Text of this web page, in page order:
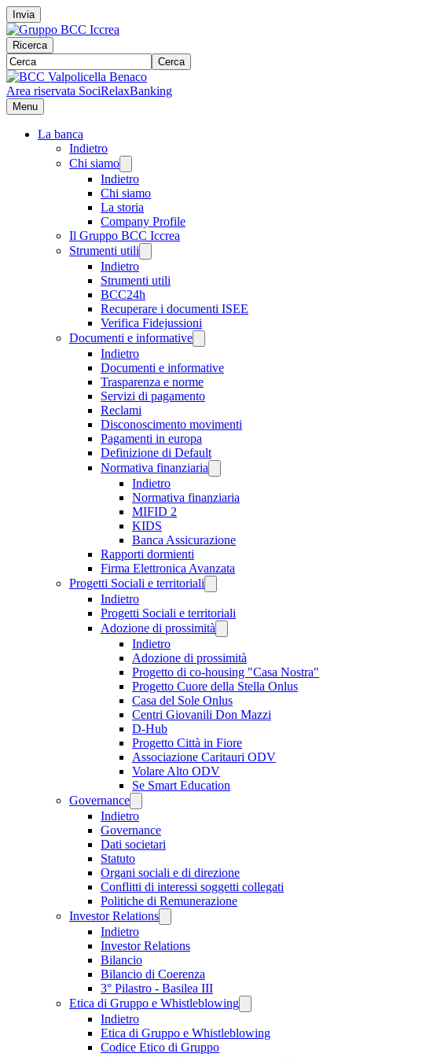
Invia
Ricerca
Cerca
Area riservata SociRelaxBanking
Menu
La banca
Indietro
Chi siamo
Indietro
Chi siamo
La storia
Company Profile
Il Gruppo BCC Iccrea
Strumenti utili
Indietro
Strumenti utili
BCC24h
Recuperare i documenti ISEE
Verifica Fidejussioni
Documenti e informative
Indietro
Documenti e informative
Trasparenza e norme
Servizi di pagamento
Reclami
Disconoscimento movimenti
Pagamenti in europa
Definizione di Default
Normativa finanziaria
Indietro
Normativa finanziaria
MIFID 2
KIDS
Banca Assicurazione
Rapporti dormienti
Firma Elettronica Avanzata
Progetti Sociali e territoriali
Indietro
Progetti Sociali e territoriali
Adozione di prossimità
Indietro
Adozione di prossimità
Progetto di co-housing "Casa Nostra"
Progetto Cuore della Stella Onlus
Casa del Sole Onlus
Centri Giovanili Don Mazzi
D-Hub
Progetto Città in Fiore
Associazione Caritauri ODV
Volare Alto ODV
Se Smart Education
Governance
Indietro
Governance
Dati societari
Statuto
Organi sociali e di direzione
Conflitti di interessi soggetti collegati
Politiche di Remunerazione
Investor Relations
Indietro
Investor Relations
Bilancio
Bilancio di Coerenza
3° Pilastro - Basilea III
Etica di Gruppo e Whistleblowing
Indietro
Etica di Gruppo e Whistleblowing
Codice Etico di Gruppo